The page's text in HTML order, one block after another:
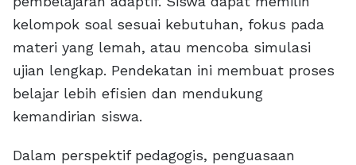
kelompok soal sesuai kebutuhan, fokus pada
materi yang lemah, atau mencoba simulasi
ujian lengkap. Pendekatan ini membuat proses
belajar lebih efisien dan mendukung
kemandirian siswa.
Dalam perspektif pedagogis, penguasaan